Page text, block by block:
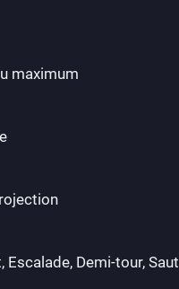
maximum
Escalade, Demi-tour, Saut